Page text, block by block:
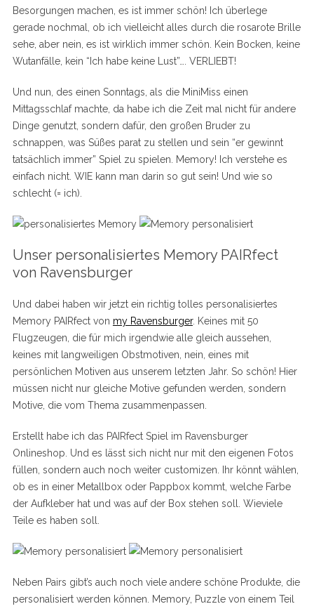
Besorgungen machen, es ist immer schön! Ich überlege
gerade nochmal, ob ich vielleicht alles durch die rosarote Brille
sehe, aber nein, es ist wirklich immer schön. Kein Bocken, keine
Wutanfälle, kein “Ich habe keine Lust”…. VERLIEBT!
Und nun, des einen Sonntags, als die MiniMiss einen
Mittagsschlaf machte, da habe ich die Zeit mal nicht für andere
Dinge genutzt, sondern dafür, den großen Bruder zu
schnappen, was Süßes parat zu stellen und sein “er gewinnt
tatsächlich immer” Spiel zu spielen. Memory! Ich verstehe es
einfach nicht. WIE kann man darin so gut sein! Und wie so
schlecht (= ich).
Unser personalisiertes Memory PAIRfect
von Ravensburger
Und dabei haben wir jetzt ein richtig tolles personalisiertes
Memory PAIRfect von my Ravensburger. Keines mit 50
Flugzeugen, die für mich irgendwie alle gleich aussehen,
keines mit langweiligen Obstmotiven, nein, eines mit
persönlichen Motiven aus unserem letzten Jahr. So schön! Hier
müssen nicht nur gleiche Motive gefunden werden, sondern
Motive, die vom Thema zusammenpassen.
Erstellt habe ich das PAIRfect Spiel im Ravensburger
Onlineshop. Und es lässt sich nicht nur mit den eigenen Fotos
füllen, sondern auch noch weiter customizen. Ihr könnt wählen,
ob es in einer Metallbox oder Pappbox kommt, welche Farbe
der Aufkleber hat und was auf der Box stehen soll. Wieviele
Teile es haben soll.
Neben Pairs gibt’s auch noch viele andere schöne Produkte, die
personalisiert werden können. Memory, Puzzle von einem Teil